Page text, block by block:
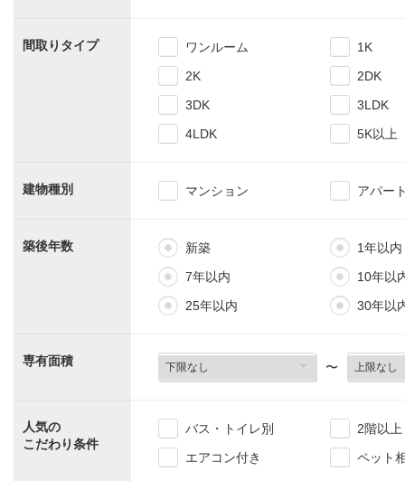
間取りタイプ ワンルーム
1K
2K
2DK
3DK
3LDK
4LDK
5K以上
建物種別 マンション アパー
築後年数 新築
1年以内
7年以内
10年以
25年以内
30年以
専有面積 〜
人気の
こだわり条件
バス・トイレ別
2階以上
エアコン付き
ペット